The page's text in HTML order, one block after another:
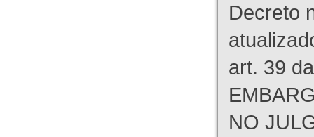
Decreto
art. 39
NO